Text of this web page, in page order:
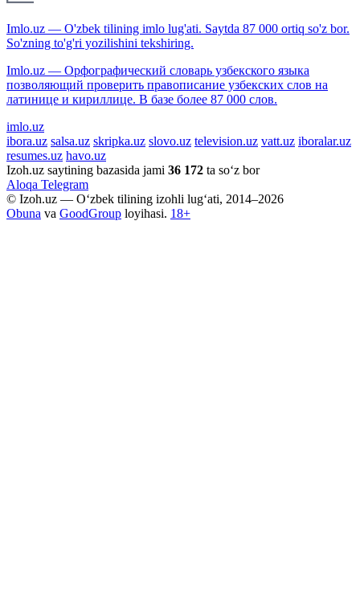
Imlo.uz — O'zbek tilining imlo lug'ati. Saytda 87 000 ortiq so'z bor.
So'zning to'g'ri yozilishini tekshiring.
Imlo.uz — Орфографический словарь узбекского языка
позволяющий проверить правописание узбекских слов на
латинице и кириллице. В базе более 87 000 слов.
imlo.uz
ibora.uz salsa.uz skripka.uz slovo.uz television.uz vatt.uz iboralar.uz
resumes.uz havo.uz
Izoh.uz saytining bazasida jami 36 172 ta so‘z bor
Aloqa Telegram
© Izoh.uz — O‘zbek tilining izohli lug‘ati, 2014–2026
Obuna va GoodGroup loyihasi. 18+